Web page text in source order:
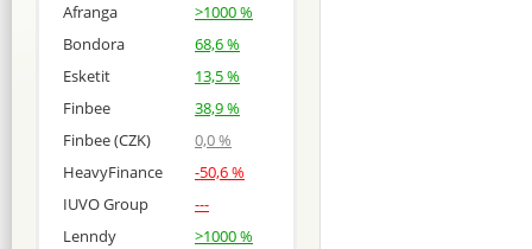
Afranga
>1000 %
Bondora
68,6 %
Esketit
13,5 %
Finbee
38,9 %
Finbee (CZK)
0,0 %
HeavyFinance
-50,6 %
IUVO Group
---
Lenndy
>1000 %